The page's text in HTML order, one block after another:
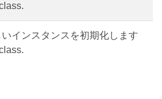
インスタンスを初期化します